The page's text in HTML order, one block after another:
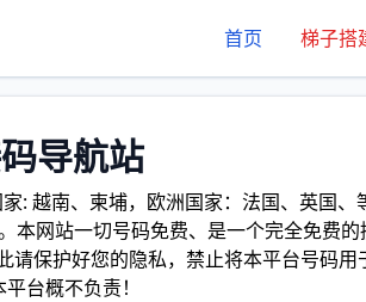
首页 梯子搭
导航站
: 越南、柬埔，欧洲国家：法国、英国、
网站一切号码免费、是一个完全免费的
保护好您的隐私，禁止将本平台号码用
平台概不负责！